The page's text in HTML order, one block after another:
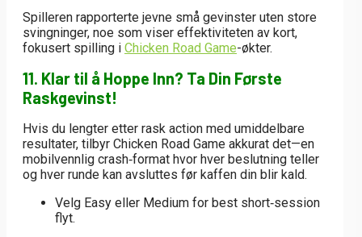
Spilleren rapporterte jevne små gevinster uten store
svingninger, noe som viser effektiviteten av kort,
fokusert spilling i Chicken Road Game-økter.
11. Klar til å Hoppe Inn? Ta Din Første
Raskgevinst!
Hvis du lengter etter rask action med umiddelbare
resultater, tilbyr Chicken Road Game akkurat det—en
mobilvennlig crash‑format hvor hver beslutning teller
og hver runde kan avsluttes før kaffen din blir kald.
Velg Easy eller Medium for best short‑session
flyt.